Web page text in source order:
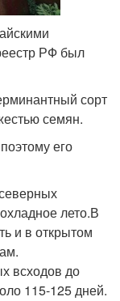
РФ был
сорт
семян.
его
лето.В
и в открытом
всходов до
115-125 дней.